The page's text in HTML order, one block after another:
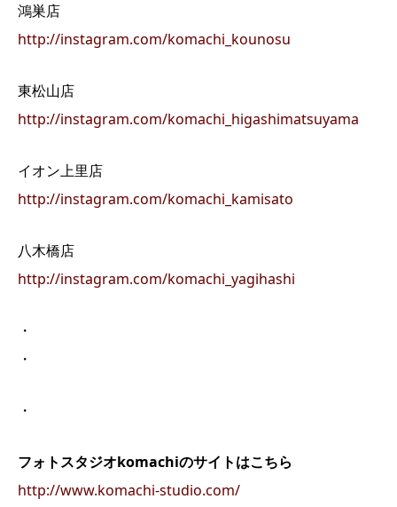
鴻巣店
http://instagram.com/komachi_kounosu
東松山店
http://instagram.com/komachi_higashimatsuyama
イオン上里店
http://instagram.com/komachi_kamisato
八木橋店
http://instagram.com/komachi_yagihashi
・
・
・
フォトスタジオkomachiのサイトはこちら
http://www.komachi-studio.com/